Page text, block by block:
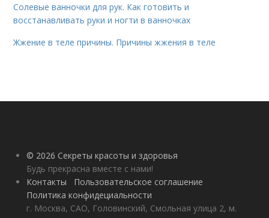
Солевые ванночки для рук. Как готовить и
восстанавливать руки и ногти в ванночках
Жжение в теле причины. Причины жжения в теле
© 2026 Секреты красоты и здоровья
Будь прекрасна вместе с нами!
Контакты
Пользовательское соглашение
Политика конфидециальности
г. Москва, САО, Головинский, Смольная улица 2, м.